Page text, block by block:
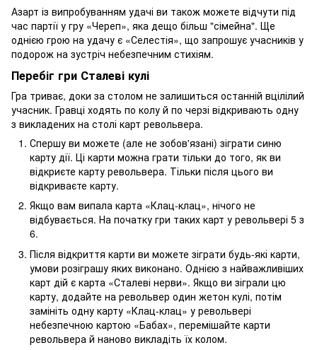
Азарт із випробуванням удачі ви також можете відчути під
час партії у гру «Череп», яка дещо більш "сімейна". Ще
однією грою на удачу є «Селестія», що запрошує учасників у
подорож на зустріч небезпечним стихіям.
Перебіг гри Сталеві кулі
Гра триває, доки за столом не залишиться останній вцілілий
учасник. Гравці ходять по колу й по черзі відкривають одну
з викладених на столі карт револьвера.
Спершу ви можете (але не зобов'язані) зіграти синю
карту дії. Ці карти можна грати тільки до того, як ви
відкриєте карту револьвера. Тільки після цього ви
відкриваєте карту.
Якщо вам випала карта «Клац-клац», нічого не
відбувається. На початку гри таких карт у револьвері 5 з
6.
Після відкриття карти ви можете зіграти будь-які карти,
умови розіграшу яких виконано. Однією з найважливіших
карт дій є карта «Сталеві нерви». Якщо ви зіграли цю
карту, додайте на револьвер один жетон кулі, потім
замініть одну карту «Клац-клац» у револьвері
небезпечною картою «Бабах», перемішайте карти
револьвера й наново викладіть їх колом.